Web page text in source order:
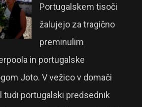
Portugalskem tisoči
žalujejo za tragično
preminulim
in portugalske
Joto. V vežico v domači
tudi portugalski predsednik